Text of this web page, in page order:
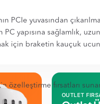
PCIe yuvasından
yapısına sağlamlık,
için braketin kauçuk
özelleştirme fırsatları
OUTLET